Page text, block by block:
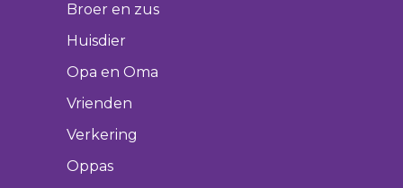
Broer en zus
Huisdier
Opa en Oma
Vrienden
Verkering
Oppas